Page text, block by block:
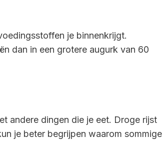
je binnenkrijgt.
dan in een grotere augurk van 60
andere dingen die je eet. Droge rijst
je beter begrijpen waarom sommige